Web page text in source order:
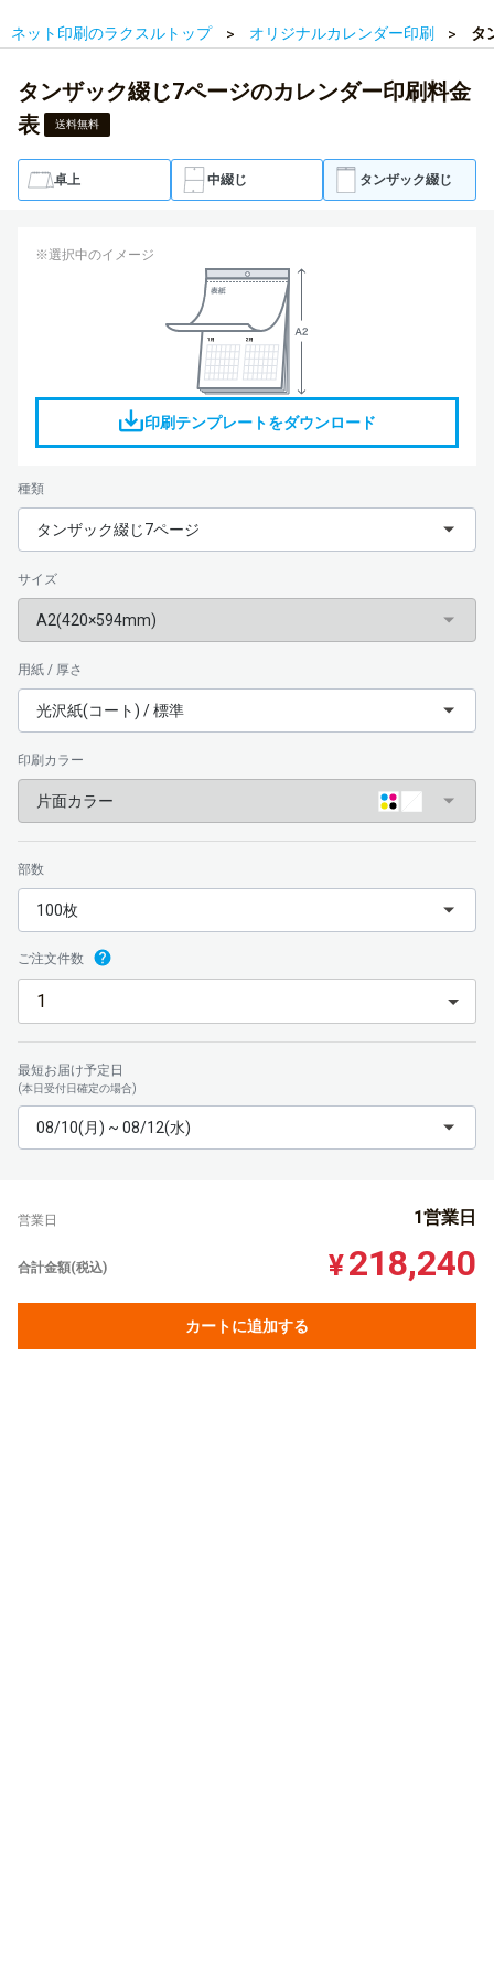
ネット印刷のラクスルトップ オリジナルカレンダー印刷 タ
タンザック綴じ7ページのカレンダー印刷料金
表
送料無料
卓上 中綴じ タンザック綴じ
※選択中のイメージ
印刷テンプレートをダウンロード
種類
タンザック綴じ7ページ
サイズ
A2(420×594mm)
用紙 / 厚さ
光沢紙(コート) / 標準
印刷カラー
片面カラー
部数
100枚
ご注文件数
最短お届け予定日
(本日受付日確定の場合)
08/10(月) ~ 08/12(水)
営業日 1営業日
合計金額(税込) ¥218,240
カートに追加する